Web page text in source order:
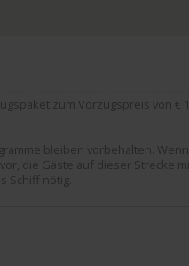
zum Vorzugspreis von €
bleiben vorbehalten.
die Gäste auf dieser Strecke
Schiff nötig.